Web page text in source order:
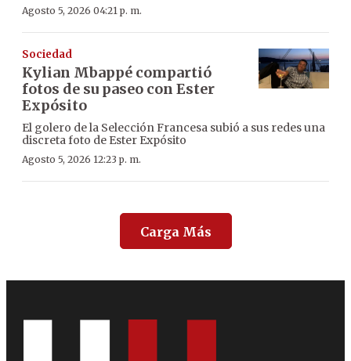
Agosto 5, 2026 04:21 p. m.
Sociedad
Kylian Mbappé compartió
fotos de su paseo con Ester
Expósito
El golero de la Selección Francesa subió a sus redes una
discreta foto de Ester Expósito
Agosto 5, 2026 12:23 p. m.
Carga Más